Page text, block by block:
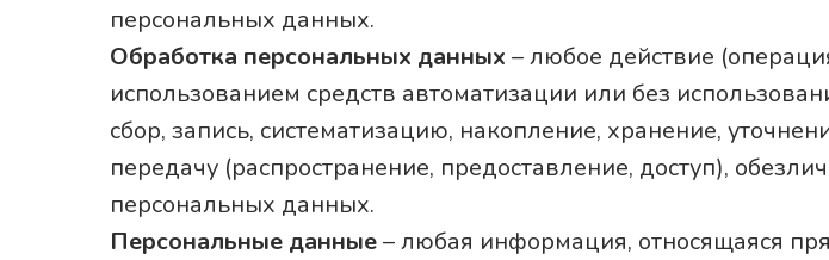
персональных данных.
Обработка персональных данных – любое действие
использованием средств автоматизации или без
сбор, запись, систематизацию, накопление, хранение,
передачу (распространение, предоставление, доступ),
персональных данных.
Персональные данные– любая информация, относящаяся